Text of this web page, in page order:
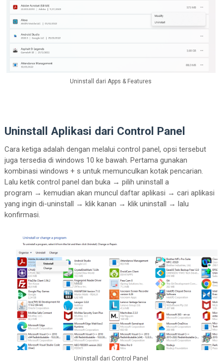
Uninstall dari Apps & Features
Uninstall Aplikasi dari Control Panel
Cara ketiga adalah dengan melalui control panel, opsi tersebut
juga tersedia di windows 10 ke bawah. Pertama gunakan
kombinasi windows + s untuk memunculkan kotak pencarian.
Lalu ketik control panel dan buka → pilih uninstall a
program → kemudian akan muncul daftar aplikasi → cari aplikasi
yang ingin di-uninstall → klik kanan → klik uninstall → lalu
konfirmasi.
Uninstall dari Control Panel